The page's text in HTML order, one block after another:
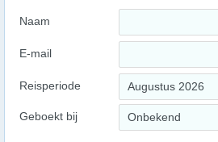
Naam
E-mail
Reisperiode Augustus 2026
Geboekt bij Onbekend